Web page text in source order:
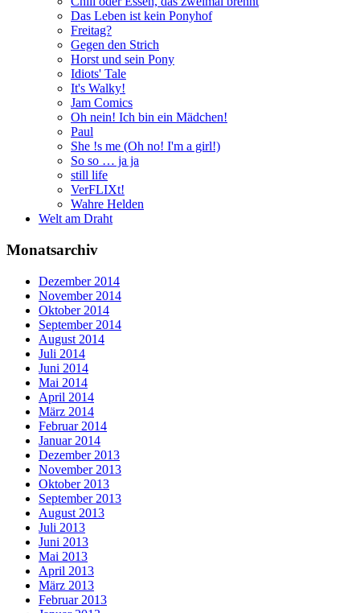
Das Leben ist kein Ponyhof
Freitag?
Gegen den Strich
Horst und sein Pony
Idiots' Tale
It's Walky!
Jam Comics
Oh nein! Ich bin ein Mädchen!
Paul
She !s me (Oh no! I'm a girl!)
So so … ja ja
still life
VerFLIXt!
Wahre Helden
Welt am Draht
Monatsarchiv
Dezember 2014
November 2014
Oktober 2014
September 2014
August 2014
Juli 2014
Juni 2014
Mai 2014
April 2014
März 2014
Februar 2014
Januar 2014
Dezember 2013
November 2013
Oktober 2013
September 2013
August 2013
Juli 2013
Juni 2013
Mai 2013
April 2013
März 2013
Februar 2013